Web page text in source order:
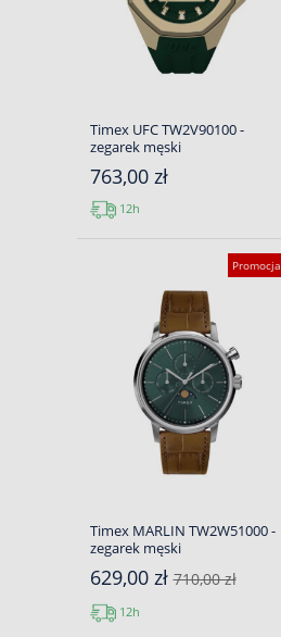
Timex UFC TW2V90100 -
zegarek męski
763,00 zł
12h
Promocja
Timex MARLIN TW2W51000 -
zegarek męski
629,00 zł710,00 zł
12h